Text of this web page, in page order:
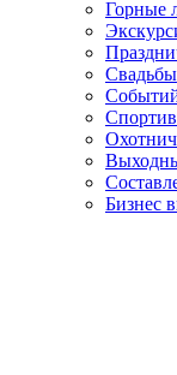
Горные
Свадьбы
Бизнес